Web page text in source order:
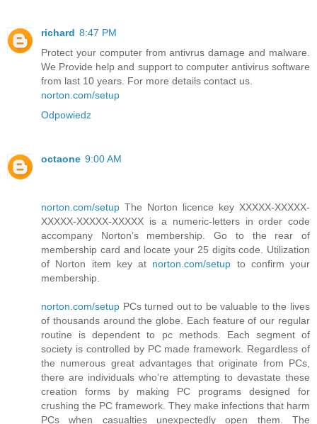
richard 8:47 PM
Protect your computer from antivrus damage and malware.
We Provide help and support to computer antivirus software
from last 10 years. For more details contact us.
norton.com/setup
Odpowiedz
octaone 9:00 AM
norton.com/setup The Norton licence key XXXXX-XXXXX-
XXXXX-XXXXX-XXXXX is a numeric-letters in order code
accompany Norton’s membership. Go to the rear of
membership card and locate your 25 digits code. Utilization
of Norton item key at norton.com/setup to confirm your
membership.
norton.com/setup PCs turned out to be valuable to the lives
of thousands around the globe. Each feature of our regular
routine is dependent to pc methods. Each segment of
society is controlled by PC made framework. Regardless of
the numerous great advantages that originate from PCs,
there are individuals who’re attempting to devastate these
creation forms by making PC programs designed for
crushing the PC framework. They make infections that harm
PCs when casualties unexpectedly open them. The